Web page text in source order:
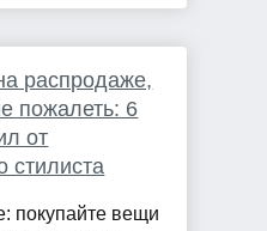
распродаже,
пожалеть: 6
от
стилиста
покупайте вещи